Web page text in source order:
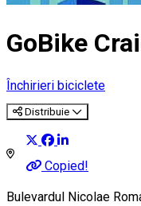
GoBike
Închirieri biciclete
Distribuie
Copied!
Bulevardul Nicolae